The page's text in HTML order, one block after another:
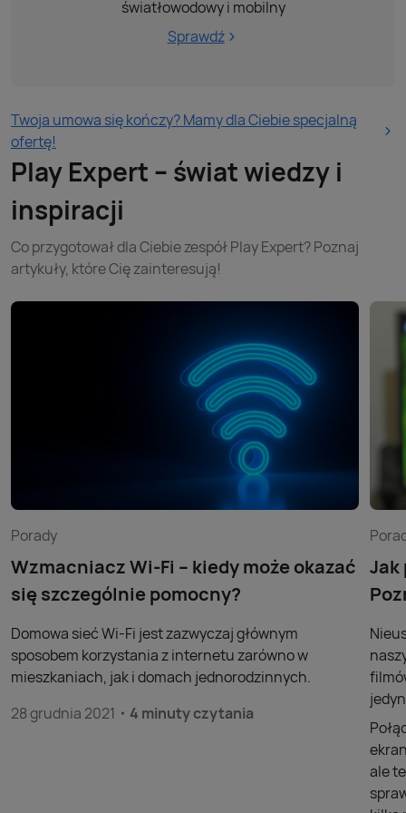
światłowodowy i mobilny
Sprawdź
Twoja umowa się kończy? Mamy dla Ciebie specjalną
ofertę!
Play Expert – świat wiedzy i
inspiracji
Co przygotował dla Ciebie zespół Play Expert? Poznaj
artykuły, które Cię zainteresują!
Porady
Wzmacniacz Wi-Fi – kiedy może okazać
się szczególnie pomocny?
Domowa sieć Wi-Fi jest zazwyczaj głównym
sposobem korzystania z internetu zarówno w
mieszkaniach, jak i domach jednorodzinnych.
28 grudnia 2021
4 minuty czytania
Jak
ale